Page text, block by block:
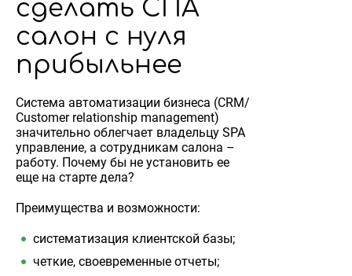
сделать СПА
салон с нуля
прибыльнее
Система автоматизации бизнеса (CRM/
Customer relationship management)
значительно облегчает владельцу SPA
управление, а сотрудникам салона –
работу. Почему бы не установить ее
еще на старте дела?
Преимущества и возможности:
систематизация клиентской базы;
четкие, своевременные отчеты;